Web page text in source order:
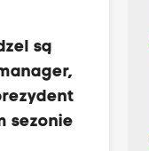
są
sezonie